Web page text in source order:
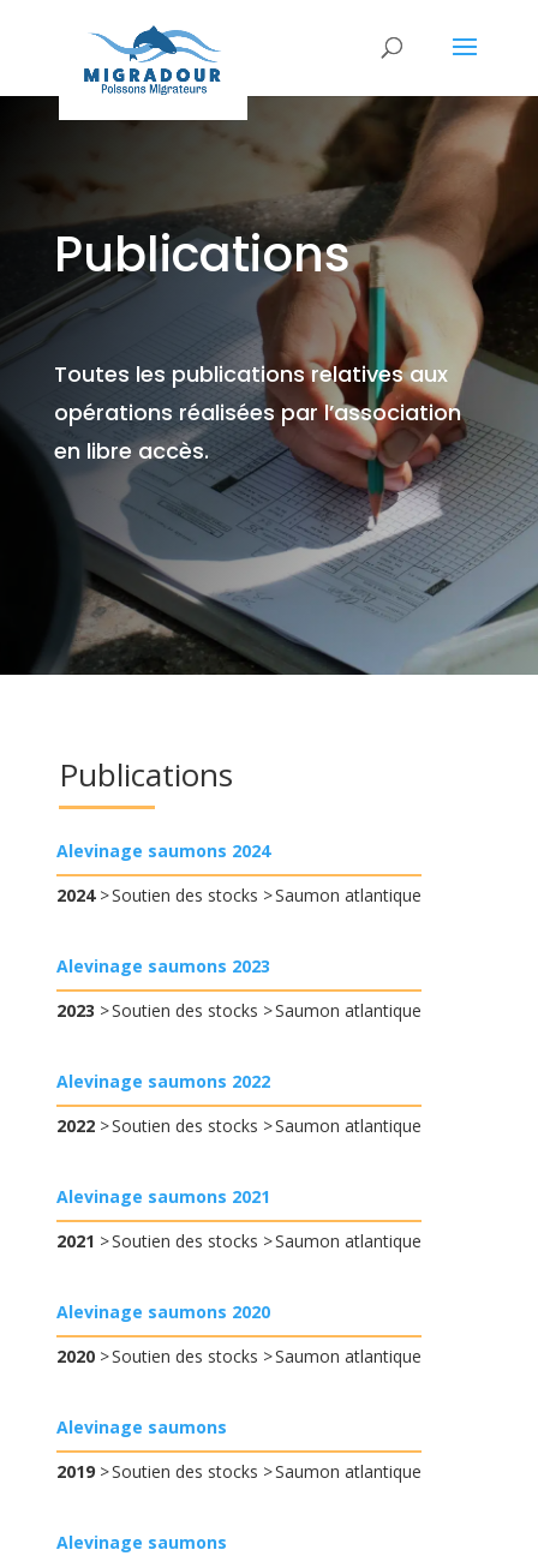
Publications
Toutes les publications relatives aux
opérations réalisées par l’association
en libre accès.
Publications
Alevinage saumons 2024
2024
Soutien des stocks Saumon atlantique
Alevinage saumons 2023
2023
Soutien des stocks Saumon atlantique
Alevinage saumons 2022
2022
Soutien des stocks Saumon atlantique
Alevinage saumons 2021
2021
Soutien des stocks Saumon atlantique
Alevinage saumons 2020
2020
Soutien des stocks Saumon atlantique
Alevinage saumons
2019
Soutien des stocks Saumon atlantique
Alevinage saumons